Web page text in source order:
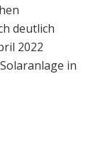
deutlich
2022
in